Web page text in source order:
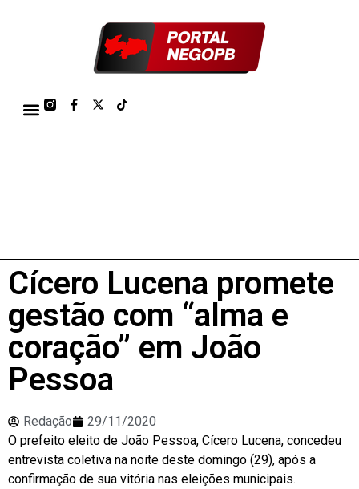
Cícero Lucena promete
gestão com “alma e
coração” em João
Pessoa
Redação
29/11/2020
O prefeito eleito de João Pessoa, Cícero Lucena, concedeu
entrevista coletiva na noite deste domingo (29), após a
confirmação de sua vitória nas eleições municipais.